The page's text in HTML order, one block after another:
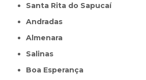
Santa Rita do Sapucaí
Andradas
Almenara
Salinas
Boa Esperança